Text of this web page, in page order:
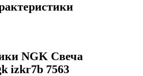
NGK Свеча
izkr7b 7563